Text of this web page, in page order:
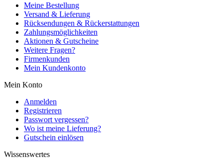
Meine Bestellung
Versand & Lieferung
Rücksendungen & Rückerstattungen
Zahlungsmöglichkeiten
Aktionen & Gutscheine
Weitere Fragen?
Firmenkunden
Mein Kundenkonto
Mein Konto
Anmelden
Registrieren
Passwort vergessen?
Wo ist meine Lieferung?
Gutschein einlösen
Wissenswertes